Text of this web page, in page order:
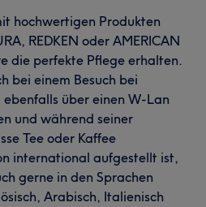
hochwertigen Produkten
REDKEN oder AMERICAN
die perfekte Pflege erhalten.
bei einem Besuch bei
ebenfalls über einen W-Lan
und während seiner
Tee oder Kaffee
international aufgestellt ist,
gerne in den Sprachen
Arabisch, Italienisch